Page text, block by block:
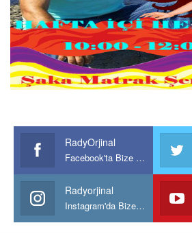
RadyOrjinal
Facebook'ta Bize Katılın
Radyorjinal
Instagram'da Bize katılın